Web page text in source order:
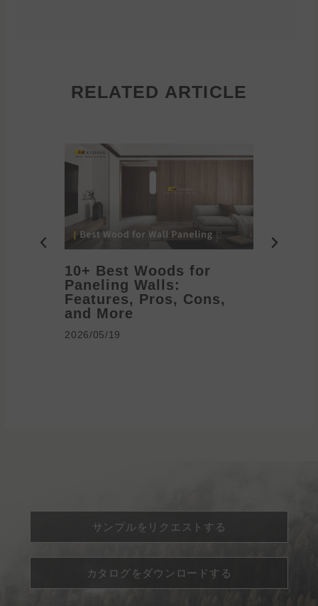
RELATED ARTICLE
10+ Best Woods for
Paneling Walls:
Features, Pros, Cons,
and More
2026/05/19
サンプルをリクエストする
カタログをダウンロードする